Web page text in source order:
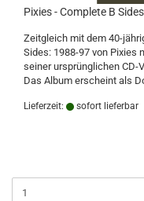
Pixies - Complete B
Zeitgleich mit dem 40-
Sides: 1988-97 von Pixies
seiner ursprünglichen
Das Album erscheint als
Lieferzeit: sofort lieferbar